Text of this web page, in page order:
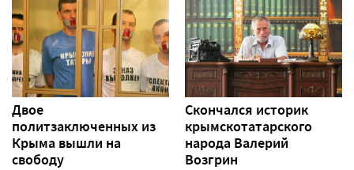
Двое
политзаключенных из
Крыма вышли на
свободу
Скончался историк
крымскотатарского
народа Валерий
Возгрин